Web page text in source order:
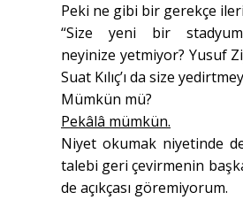
Peki ne gibi bir gerekçe
“Size yeni bir stadyum
neyinize yetmiyor? Yusuf
Suat Kılıç’ı da size
Mümkün mü?
Pekâlâ mümkün.
Niyet okumak niyetinde
talebi geri çevirmenin
de açıkçası göremiyorum.